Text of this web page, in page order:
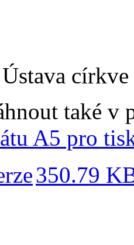
církve
také v
A5 pro
350.79